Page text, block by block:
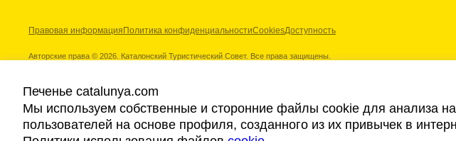
Правовая информация Политика конфиденциальностиCookiesДоступность
Авторские права © 2026. Каталонский Туристический Совет. Все права защищены.
Наши партнеры
Печенье catalunya.com
Мы используем собственные и сторонние файлы cookie для анализа
пользователей на основе профиля, созданного из их привычек в